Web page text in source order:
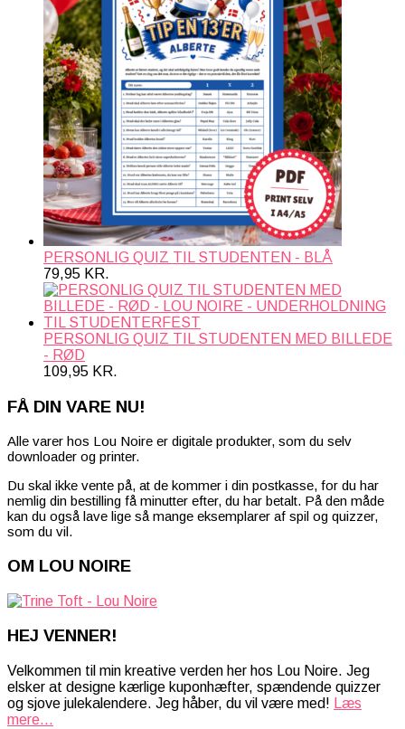
PERSONLIG QUIZ TIL STUDENTEN - BLÅ
79,95 KR.
PERSONLIG QUIZ TIL STUDENTEN MED BILLEDE
- RØD
109,95 KR.
FÅ DIN VARE NU!
Alle varer hos Lou Noire er digitale produkter, som du selv
downloader og printer.
Du skal ikke vente på, at de kommer i din postkasse, for du har
nemlig din bestilling få minutter efter, du har betalt. På den måde
kan du også lave lige så mange eksemplarer af spil og quizzer,
som du vil.
OM LOU NOIRE
HEJ VENNER!
Velkommen til min kreative verden her hos Lou Noire. Jeg
elsker at designe kærlige kuponhæfter, spændende quizzer
og sjove julekalendere. Jeg håber, du vil være med!
Læs
mere...